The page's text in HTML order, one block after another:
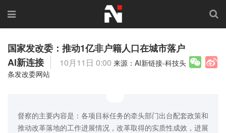
国家发改委：推动1亿非户籍人口在城市落户
AI新连接
10月11日 0:00 来源：AI新链接-科技头
条发改委网站
督察的主要内容是：各项目标任务的牵头部门出台配套政策和
推动改革落地的工作进展情况，改革取得的实质性成效，进展